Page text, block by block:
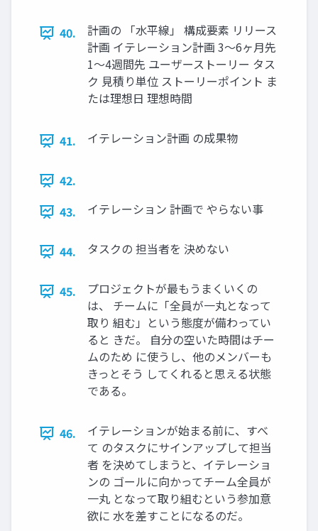
40.
計画の 「水平線」 構成要素 リリース
計画 イテレーション計画 3～6ヶ月先
1～4週間先 ユーザーストーリー タス
ク 見積り単位 ストーリーポイント ま
たは理想日 理想時間
41. イテレーション計画 の成果物
42.
43.
イテレーション 計画で やらない事
44. タスクの 担当者を 決めない
45.
プロジェクトが最もうまくいくの
は、 チームに「全員が一丸となって
取り 組む」という態度が備わってい
ると きだ。 自分の空いた時間はチー
ムのため に使うし、他のメンバーも
きっとそう してくれると思える状態
である。
46.
イテレーションが始まる前に、すべ
て のタスクにサインアップして担当
者 を決めてしまうと、イテレーショ
ンの ゴールに向かってチーム全員が
一丸 となって取り組むという参加意
欲に 水を差すことになるのだ。